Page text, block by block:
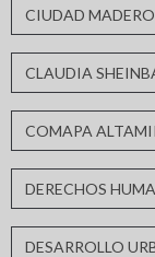
CIUDAD MADERO
CLAUDIA
COMAPA
DERECHOS
DESARROLLO